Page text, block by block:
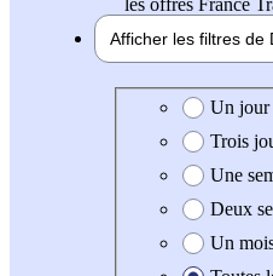
les offres France
Afficher les filtres de
Date de création
Un jour
Trois
Une
Deux
Un